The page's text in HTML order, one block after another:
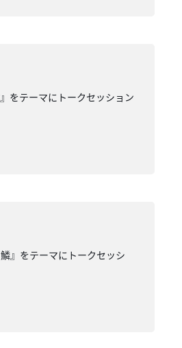
をテーマにトークセッション
』をテーマにトークセッシ